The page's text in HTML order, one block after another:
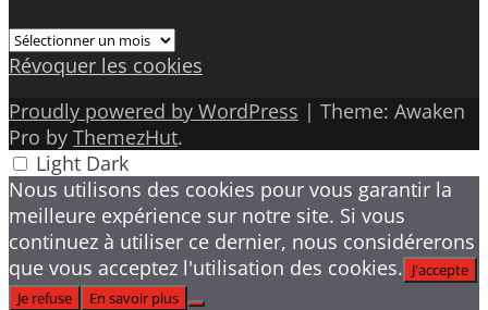
Archives
Révoquer les cookies
Proudly powered by WordPress | Theme: Awaken
Pro by ThemezHut.
Light Dark
Nous utilisons des cookies pour vous garantir la
meilleure expérience sur notre site. Si vous
continuez à utiliser ce dernier, nous considérerons
que vous acceptez l'utilisation des cookies. J'accepte
Je refuse
En savoir plus